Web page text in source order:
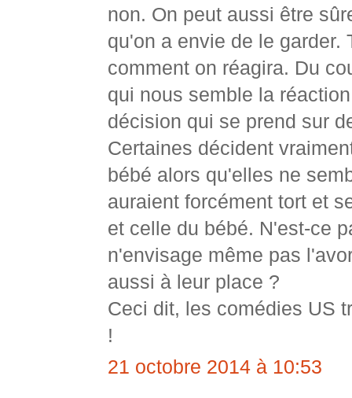
non. On peut aussi être
qu'on a envie de le garder.
comment on réagira. Du
qui nous semble la
décision qui se prend sur
Certaines décident
bébé alors qu'elles ne
auraient forcément tort et
et celle du bébé. N'est-ce
n'envisage même pas
aussi à leur place ?
Ceci dit, les comédies US
!
21 octobre 2014 à 10:53